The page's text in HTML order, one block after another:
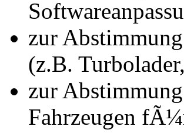
zur
(z.B.
zur
Fahrzeugen